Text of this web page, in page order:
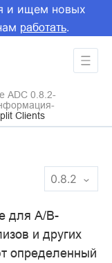
и ищем новых
работать.
ADC 0.8.2
Clients
0.8.2
для A/B-
и других
определенный